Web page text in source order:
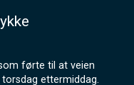
førte til at veien
ettermiddag.